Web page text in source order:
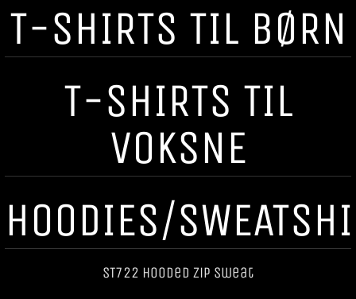
T-SHIRTS TIL BØRN
T-SHIRTS TIL
VOKSNE
HOODIES/
ST722 Hooded Zip Sweat